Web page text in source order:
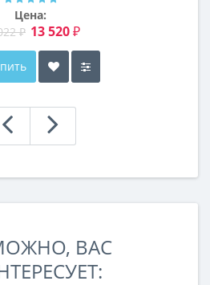
Цена:
₽ 13 520 ₽
ВАС